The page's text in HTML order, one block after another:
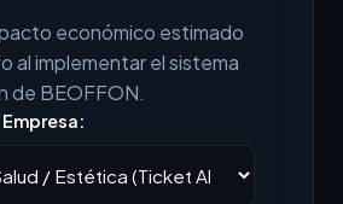
económico estimado
al implementar el sistema
de BEOFFON.